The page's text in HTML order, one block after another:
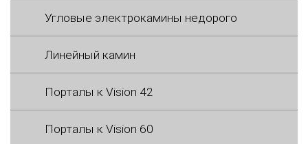
Угловые электрокамины недорого
Линейный камин
Порталы к Vision 42
Порталы к Vision 60